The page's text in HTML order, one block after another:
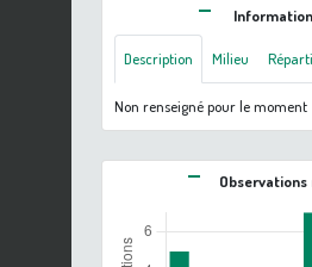
Description Milieu
Non renseigné pour le moment